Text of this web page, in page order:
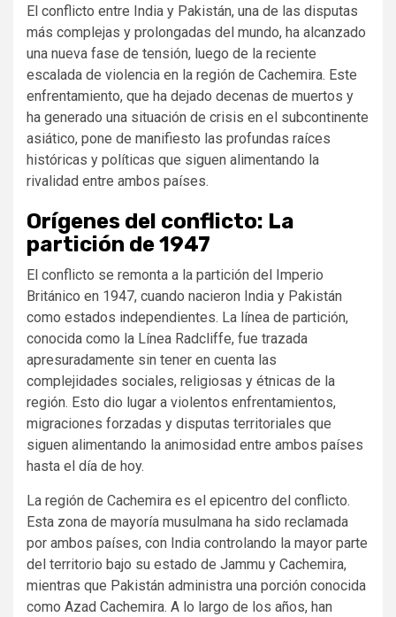
El conflicto entre India y Pakistán, una de las disputas
más complejas y prolongadas del mundo, ha alcanzado
una nueva fase de tensión, luego de la reciente
escalada de violencia en la región de Cachemira. Este
enfrentamiento, que ha dejado decenas de muertos y
ha generado una situación de crisis en el subcontinente
asiático, pone de manifiesto las profundas raíces
históricas y políticas que siguen alimentando la
rivalidad entre ambos países.
Orígenes del conflicto: La
partición de 1947
El conflicto se remonta a la partición del Imperio
Británico en 1947, cuando nacieron India y Pakistán
como estados independientes. La línea de partición,
conocida como la Línea Radcliffe, fue trazada
apresuradamente sin tener en cuenta las
complejidades sociales, religiosas y étnicas de la
región. Esto dio lugar a violentos enfrentamientos,
migraciones forzadas y disputas territoriales que
siguen alimentando la animosidad entre ambos países
hasta el día de hoy.
La región de Cachemira es el epicentro del conflicto.
Esta zona de mayoría musulmana ha sido reclamada
por ambos países, con India controlando la mayor parte
del territorio bajo su estado de Jammu y Cachemira,
mientras que Pakistán administra una porción conocida
como Azad Cachemira. A lo largo de los años, han